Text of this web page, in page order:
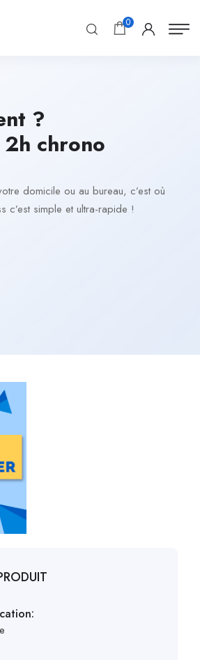
0
?
chrono
domicile ou au bureau, c’est où
c’est simple et ultra-rapide !